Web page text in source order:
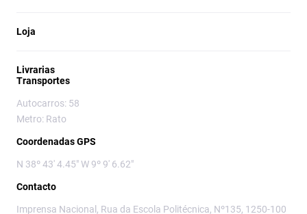
Loja
Livrarias
Transportes
Autocarros: 58
Metro: Rato
Coordenadas GPS
N 38º 43' 4.45" W 9º 9' 6.62"
Contacto
Imprensa Nacional, Rua da Escola Politécnica, Nº135, 1250-100